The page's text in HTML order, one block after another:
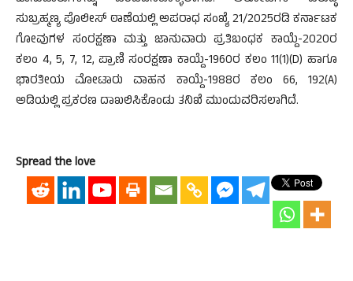
ಸುಬ್ರಹ್ಮಣ್ಯ ಪೊಲೀಸ್ ಠಾಣೆಯಲ್ಲಿ ಅಪರಾಧ ಸಂಖ್ಯೆ 21/2025ರಡಿ ಕರ್ನಾಟಕ
ಗೋವುಗಳ ಸಂರಕ್ಷಣಾ ಮತ್ತು ಜಾನುವಾರು ಪ್ರತಿಬಂಧಕ ಕಾಯ್ದೆ-2020ರ
ಕಲಂ 4, 5, 7, 12, ಪ್ರಾಣಿ ಸಂರಕ್ಷಣಾ ಕಾಯ್ದೆ-1960ರ ಕಲಂ 11(1)(D) ಹಾಗೂ
ಭಾರತೀಯ ಮೋಟಾರು ವಾಹನ ಕಾಯ್ದೆ-1988ರ ಕಲಂ 66, 192(A)
ಅಡಿಯಲ್ಲಿ ಪ್ರಕರಣ ದಾಖಲಿಸಿಕೊಂಡು ತನಿಖೆ ಮುಂದುವರಿಸಲಾಗಿದೆ.
Spread the love